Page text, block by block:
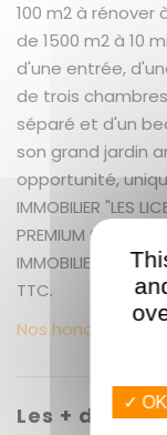
100 m2 à
de 1500 m2 à 10
d'une entrée,
de trois
séparé et d'un
son grand jardin
opportunité,
IMMOBILIER "LES
PREMIUM SERVICE,
IMMOBILIER A
TTC.
Nos honoraires
Les + du bien
✓